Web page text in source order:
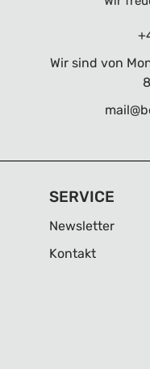
Wir sind von
SERVICE
Newsletter
Kontakt